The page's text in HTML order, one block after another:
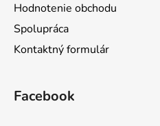
Hodnotenie obchodu
Spolupráca
Kontaktný formulár
Facebook